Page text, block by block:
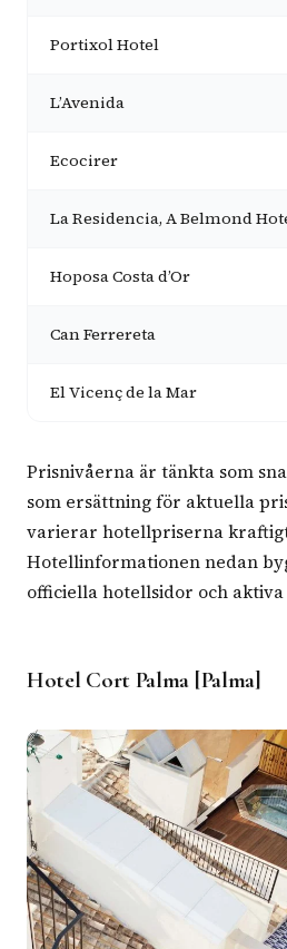
Portixol Hotel
L’Avenida
Ecocirer
La Residencia, A Belmond
Hoposa Costa d’Or
Can Ferrereta
El Vicenç de la Mar
Prisnivåerna är tänkta som
som ersättning för aktuella
varierar hotellpriserna
Hotellinformationen nedan
officiella hotellsidor och
Hotel Cort Palma [Palma]